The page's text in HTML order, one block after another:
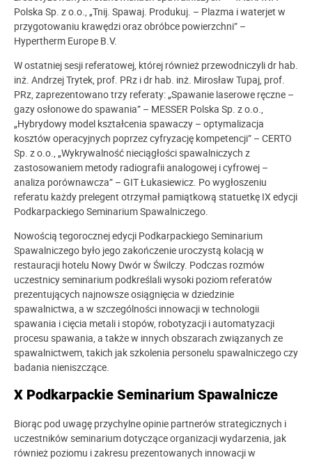
Polska Sp. z o.o., „Tnij. Spawaj. Produkuj. – Plazma i waterjet w
przygotowaniu krawędzi oraz obróbce powierzchni” –
Hypertherm Europe B.V.
W ostatniej sesji referatowej, której również przewodniczyli dr hab.
inż. Andrzej Trytek, prof. PRz i dr hab. inż. Mirosław Tupaj, prof.
PRz, zaprezentowano trzy referaty: „Spawanie laserowe ręczne –
gazy osłonowe do spawania” – MESSER Polska Sp. z o.o.,
„Hybrydowy model kształcenia spawaczy – optymalizacja
kosztów operacyjnych poprzez cyfryzację kompetencji” – CERTO
Sp. z o.o., „Wykrywalność nieciągłości spawalniczych z
zastosowaniem metody radiografii analogowej i cyfrowej –
analiza porównawcza” – GIT Łukasiewicz. Po wygłoszeniu
referatu każdy prelegent otrzymał pamiątkową statuetkę IX edycji
Podkarpackiego Seminarium Spawalniczego.
Nowością tegorocznej edycji Podkarpackiego Seminarium
Spawalniczego było jego zakończenie uroczystą kolacją w
restauracji hotelu Nowy Dwór w Świlczy. Podczas rozmów
uczestnicy seminarium podkreślali wysoki poziom referatów
prezentujących najnowsze osiągnięcia w dziedzinie
spawalnictwa, a w szczególności innowacji w technologii
spawania i cięcia metali i stopów, robotyzacji i automatyzacji
procesu spawania, a także w innych obszarach związanych ze
spawalnictwem, takich jak szkolenia personelu spawalniczego czy
badania nieniszczące.
X Podkarpackie Seminarium Spawalnicze
Biorąc pod uwagę przychylne opinie partnerów strategicznych i
uczestników seminarium dotyczące organizacji wydarzenia, jak
również poziomu i zakresu prezentowanych innowacji w